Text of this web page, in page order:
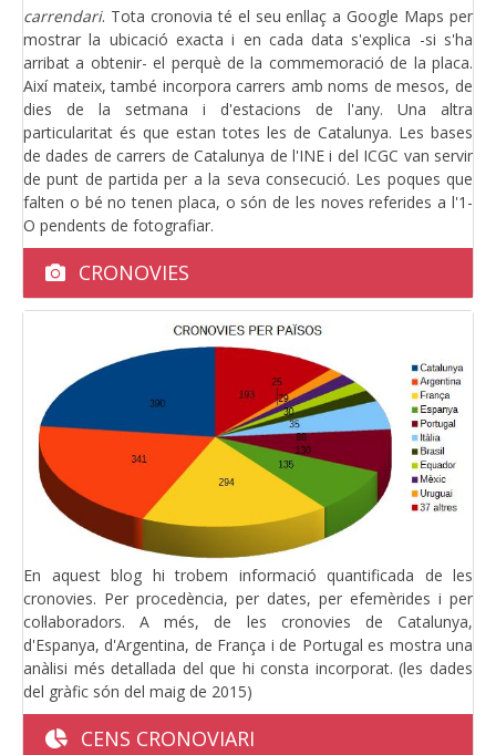
carrendari. Tota cronovia té el seu enllaç a Google Maps per
mostrar la ubicació exacta i en cada data s'explica -si s'ha
arribat a obtenir- el perquè de la commemoració de la placa.
Així mateix, també incorpora carrers amb noms de mesos, de
dies de la setmana i d'estacions de l'any. Una altra
particularitat és que estan totes les de Catalunya. Les bases
de dades de carrers de Catalunya de l'INE i del ICGC van servir
de punt de partida per a la seva consecució. Les poques que
falten o bé no tenen placa, o són de les noves referides a l'1-
O pendents de fotografiar.
CRONOVIES
En aquest blog hi trobem informació quantificada de les
cronovies. Per procedència, per dates, per efemèrides i per
col·laboradors. A més, de les cronovies de Catalunya,
d'Espanya, d'Argentina, de França i de Portugal es mostra una
anàlisi més detallada del que hi consta incorporat. (les dades
del gràfic són del maig de 2015)
CENS CRONOVIARI